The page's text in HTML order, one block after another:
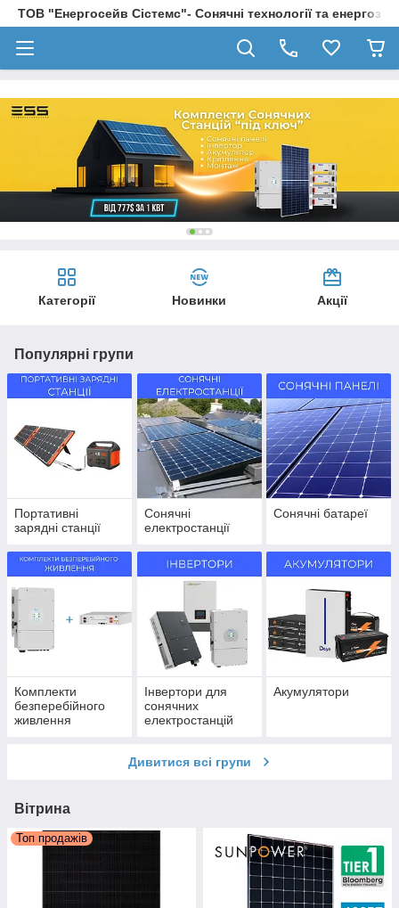
ТОВ "Енергосейв Сістемс"- Сонячні технології та
Категорії Новинки Акції
Популярні групи
Портативні
зарядні станції
Сонячні
електростанції
Сонячні батареї
Комплекти
безперебійного
живлення
Інвертори для
сонячних
електростанцій
Акумулятори
Дивитися всі групи
Вітрина
Топ продажів